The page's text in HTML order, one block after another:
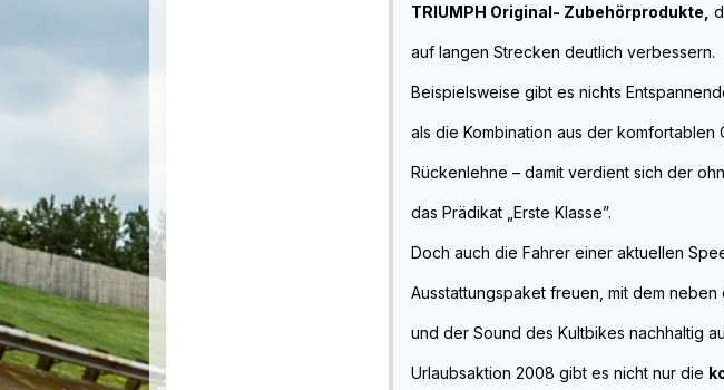
TRIUMPH Original- Zubehörprodukte,
auf langen Strecken deutlich verbessern.
Beispielsweise gibt es nichts
als die Kombination aus der
Rückenlehne – damit verdient sich der
das Prädikat „Erste Klasse”.
Doch auch die Fahrer einer aktuellen
Ausstattungspaket freuen, mit dem
und der Sound des Kultbikes nachhaltig
Urlaubsaktion 2008 gibt es nicht nur die